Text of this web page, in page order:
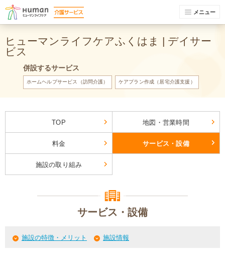
メニュー
ヒューマンライフケアふくはま | デイサー
ビス
併設するサービス
ホームヘルプサービス（訪問介護） ケアプラン作成（居宅介護支援）
TOP 地図・営業時間
料金 サービス・設備
施設の取り組み
サービス・設備
施設の特徴・メリット 施設情報